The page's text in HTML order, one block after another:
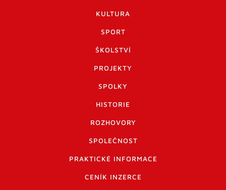
KULTURA
SPORT
ŠKOLSTVÍ
PROJEKTY
SPOLKY
HISTORIE
ROZHOVORY
SPOLEČNOST
PRAKTICKÉ INFORMACE
CENÍK INZERCE